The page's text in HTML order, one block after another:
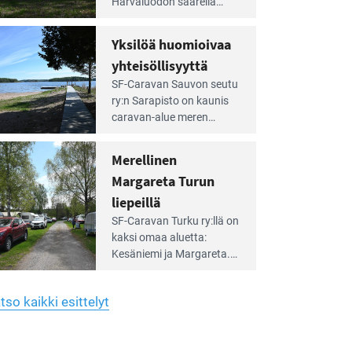
käyttöön­sä osan kunnan
viiden hehtaarin
virkistysalueesta.
Yksilöä huomioivaa
yhteisöllisyyttä
SF-Caravan Sauvon seutu
ry:n Sarapisto on kaunis
caravan-alue meren
on 130 sähköllä
varustettua caravan-paik­
kaa sekä kymmenen
paikkaa ilman sähköä.
Merellinen
Margareta Turun
liepeillä
SF-Caravan Turku ry:llä on
kaksi omaa aluet­ta:
Kesäniemi ja Margareta.
kaikki esittelyt